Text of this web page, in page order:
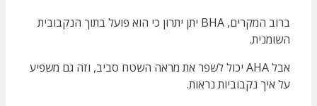
ברוב המקרים, BHA יתן יתרון כי הוא פועל בתוך הנקבובית
השומנית.
אבל AHA יכול לשפר את מראה השטח סביב, וזה גם משפיע
על איך נקבוביות נראות.